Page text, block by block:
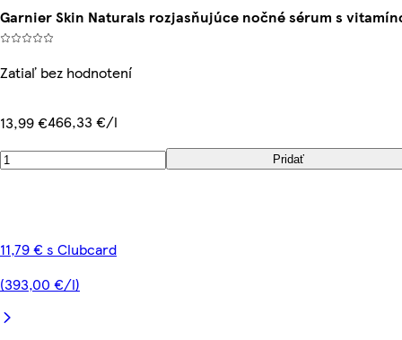
Garnier Skin Naturals rozjasňujúce nočné sérum s
Zatiaľ bez hodnotení
13,99 €466,33 €/l
Pridať
11,79 € s Clubcard
(393,00 €/l)